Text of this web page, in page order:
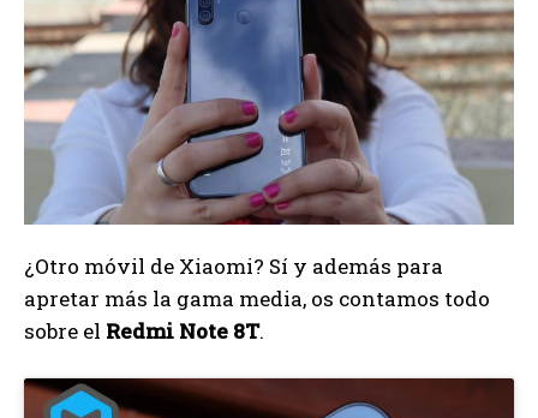
¿Otro móvil de Xiaomi? Sí y además para
apretar más la gama media, os contamos todo
sobre el Redmi Note 8T.